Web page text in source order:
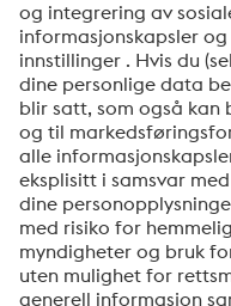
Melding*
Ja, jeg ønsker å
produkter,
mye mer.
Send